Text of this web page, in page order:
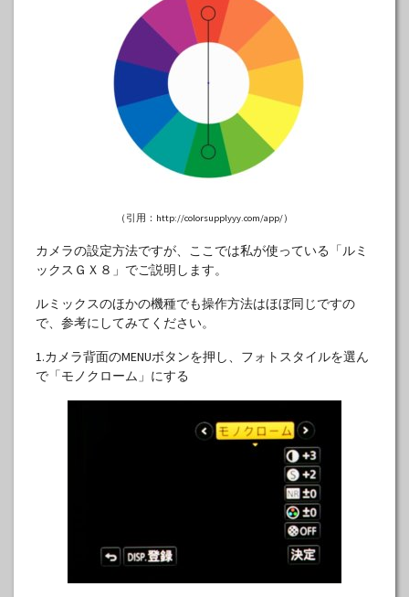
（引用：http://colorsupplyyy.com/app/）
カメラの設定方法ですが、ここでは私が使っている「ルミ
ックスＧＸ８」でご説明します。
ルミックスのほかの機種でも操作方法はほぼ同じですの
で、参考にしてみてください。
1.カメラ背面のMENUボタンを押し、フォトスタイルを選ん
で「モノクローム」にする